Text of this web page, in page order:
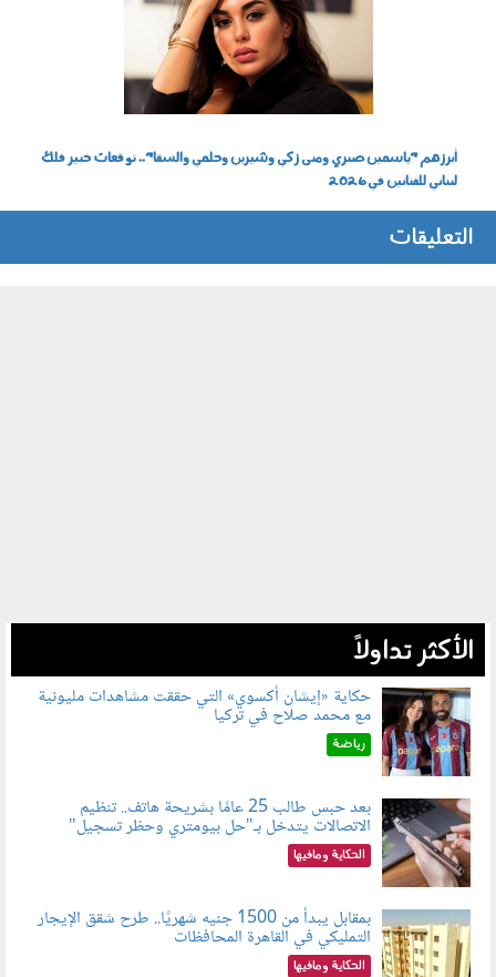
أبرزهم "ياسمين صبري ومنى زكي وشيرين وحلمي والسقا".. توقعات خبير فلك
لبناني للفنانين في 2026
التعليقات
الأكثر تداولاً
080802.jpg
حكاية «إيشان أكسوي» التي حققت مشاهدات مليونية
مع محمد صلاح في تركيا
رياضة
080803.jpg
بعد حبس طالب 25 عامًا بشريحة هاتف.. تنظيم
الاتصالات يتدخل بـ"حل بيومتري وحظر تسجيل"
الحكاية ومافيها
080801.jpg
بمقابل يبدأ من 1500 جنيه شهريًا.. طرح شقق الإيجار
التمليكي في القاهرة المحافظات
الحكاية ومافيها